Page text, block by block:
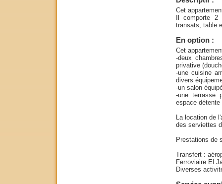
Cet
Il comporte
transats, table
En option :
Cet
-deux
privative
-une cuisine
divers
-un salon
-une terrasse
espace
La location de
des serviettes
Prestations de
Transfert :
Ferroviaire El
Diverses